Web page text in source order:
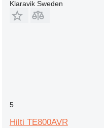
Klaravik Sweden
5
Hilti TE800AVR